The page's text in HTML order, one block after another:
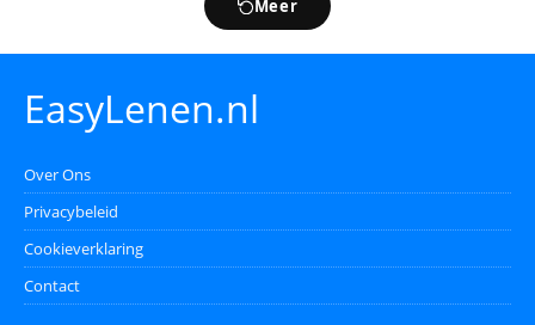
Meer
EasyLenen.nl
Over Ons
Privacybeleid
Cookieverklaring
Contact